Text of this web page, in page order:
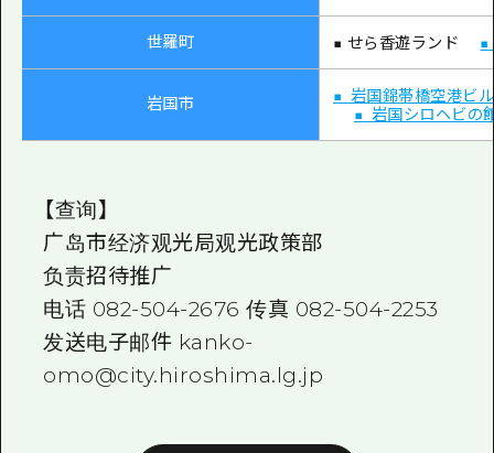
世羅町 ■ せら香遊ランド ■
岩国市
■ 岩国錦帯橋空港ビル
■ 岩国シロヘビの
【查询】
广岛市经济观光局观光政策部
负责招待推广
电话 082-504-2676 传真 082-504-2253
发送电子邮件 kanko-
omo@city.hiroshima.lg.jp